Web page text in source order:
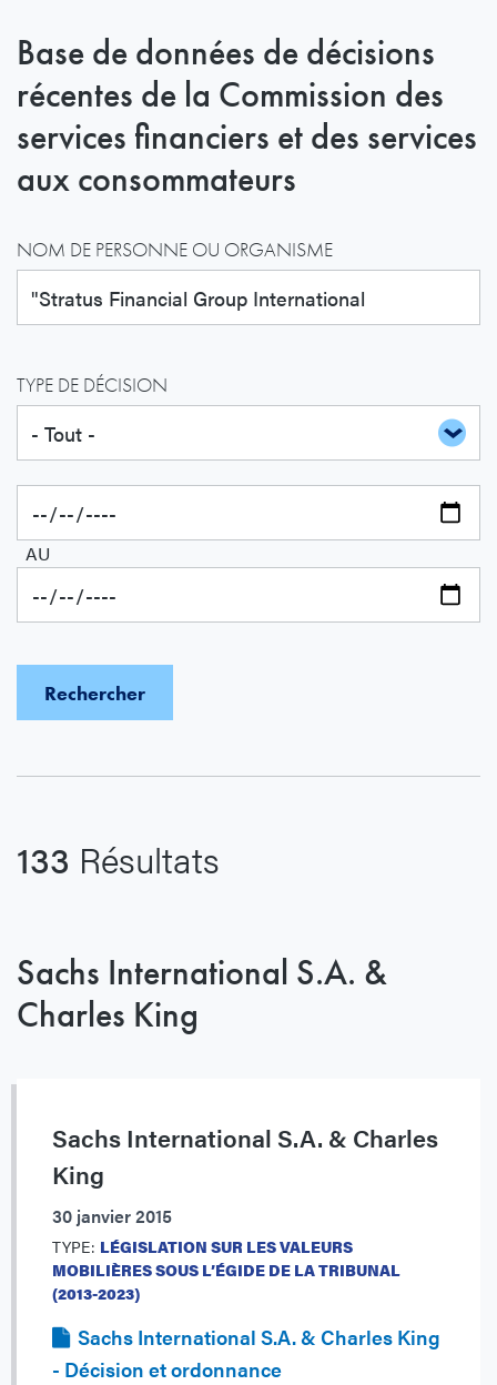
Base de données de décisions
récentes de la Commission des
services financiers et des services
aux consommateurs
NOM DE PERSONNE OU ORGANISME
TYPE DE DÉCISION
AU
133 Résultats
Sachs International S.A. &
Charles King
Sachs International S.A. & Charles
King
30 janvier 2015
TYPE: LÉGISLATION SUR LES VALEURS
MOBILIÈRES SOUS L’ÉGIDE DE LA TRIBUNAL
(2013-2023)
Sachs International S.A. & Charles King
- Décision et ordonnance